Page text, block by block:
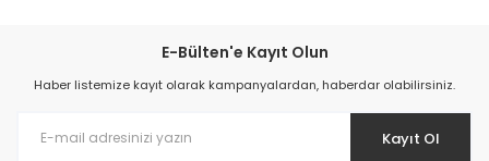
E-Bülten'e Kayıt Olun
Haber listemize kayıt olarak kampanyalardan, haberdar olabilirsiniz.
Kayıt Ol